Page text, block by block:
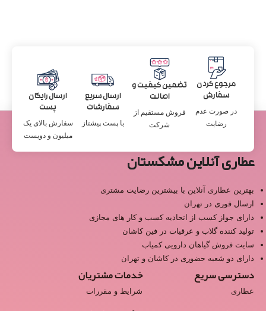
مرجوع کردن
سفارش
در صورت عدم
رضایت
تضمین کیفیت و
اصالت
فروش مستقیم از
شرکت
ارسال سریع
سفارشات
با پست پیشتاز
ارسال رایگان
پست
سفارش بالای یک
میلیون و دویست
عطاری آنلاین مشکستان
بهترین عطاری آنلاین با بیشترین رضایت مشتری
ارسال فوری در تهران
دارای جواز کسب از اتحادیه کسب و کار های مجازی
تولید کننده گلاب و عرقیات در فین کاشان
سایت فروش گیاهان دارویی کمیاب
دارای دو شعبه حضوری در کاشان و تهران
دسترسی سریع
عطاری
خدمات مشتریان
شرایط و مقررات